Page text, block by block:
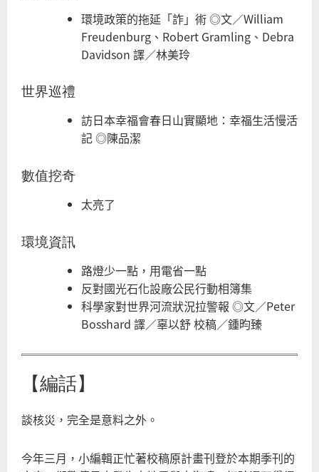
環境政策的拖延「詐」術 ◎文／William
Freudenburg、Robert Gramling、Debra
Davidson 譯／林美玲
世界巡禮
訪日本幸福會春日山實顯地：幸福生活慢活
記 ◎陳品潔
數值挖奇
太亮了
環境資訊
路燈少一點，用電省一點
反對國光石化設廠公民行動相簿集
科學家對世界河流狀況拉警報 ◎文／Peter
Bosshard 譯／辜以舒 校稿／鍾昀臻
【編話】
談核災，完全是意料之外。
今年三月，小編輯正忙著校稿原計畫刊登於本期季刊的